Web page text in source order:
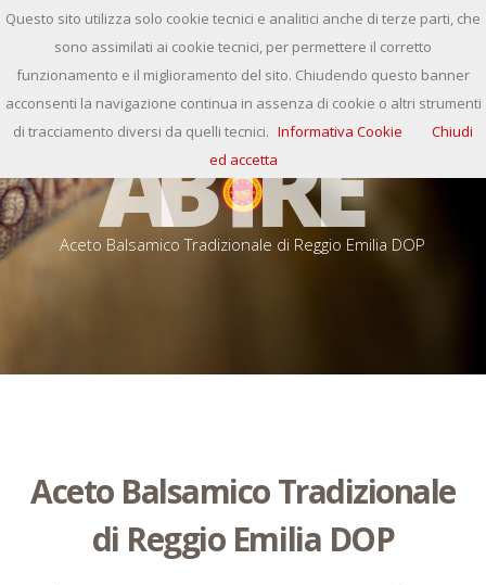
+39 0522 381289 Italiano
ABTRE
Aceto Balsamico Tradizionale di Reggio Emilia DOP
Aceto Balsamico Tradizionale
di Reggio Emilia DOP
Questo sito utilizza solo cookie tecnici e analitici anche di terze parti, che
sono assimilati ai cookie tecnici, per permettere il corretto
funzionamento e il miglioramento del sito. Chiudendo questo banner
acconsenti la navigazione continua in assenza di cookie o altri strumenti
di tracciamento diversi da quelli tecnici. Informativa Cookie
Chiudi
ed accetta